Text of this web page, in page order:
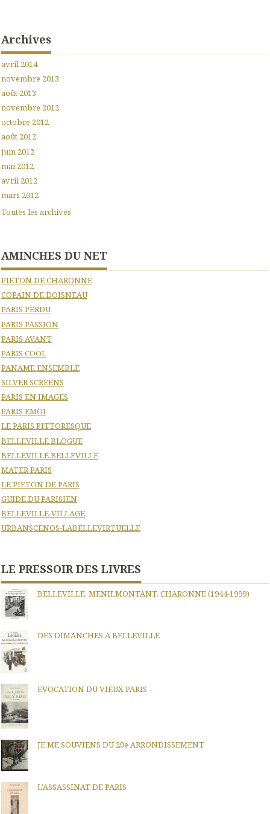
Archives
avril 2014
novembre 2013
août 2013
novembre 2012
octobre 2012
août 2012
juin 2012
mai 2012
avril 2012
mars 2012
Toutes les archives
AMINCHES DU NET
PIETON DE CHARONNE
COPAIN DE DOISNEAU
PARIS PERDU
PARIS PASSION
PARIS AVANT
PARIS COOL
PANAME ENSEMBLE
SILVER SCREENS
PARIS EN IMAGES
PARIS EMOI
LE PARIS PITTORESQUE
BELLEVILLE BLOGUE
BELLEVILLE BELLEVILLE
MATER PARIS
LE PIETON DE PARIS
GUIDE DU PARISIEN
BELLEVILLE-VILLAGE
URBANSCENOS-LABELLEVIRTUELLE
LE PRESSOIR DES LIVRES
BELLEVILLE, MENILMONTANT, CHARONNE (1944-1999)
DES DIMANCHES A BELLEVILLE
EVOCATION DU VIEUX PARIS
JE ME SOUVIENS DU 20e ARRONDISSEMENT
L'ASSASSINAT DE PARIS